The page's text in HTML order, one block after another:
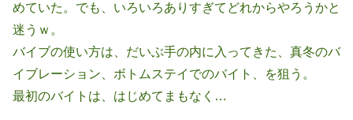
めていた。でも、いろいろありすぎてどれからやろうかと
迷うｗ。
バイブの使い方は、だいぶ手の内に入ってきた、真冬のバ
イブレーション、ボトムステイでのバイト、を狙う。
最初のバイトは、はじめてまもなく…